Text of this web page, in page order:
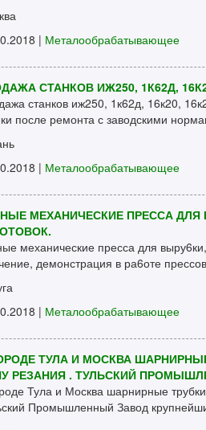
| Металообрабатывающее
СТАНКОВ ИЖ250, 1К62Д,
станков иж250, 1к62д, 16к20,
после ремонта с заводскими
| Металообрабатывающее
МЕХАНИЧЕСКИЕ ПРЕССА
механические пресса для
демонстрация в ра6оте
| Металообрабатывающее
ТУЛА И МОСКВА
РЕЗАНИЯ . ТУЛЬСКИЙ
Тула и Москва шарнирные
Промышленный Завод